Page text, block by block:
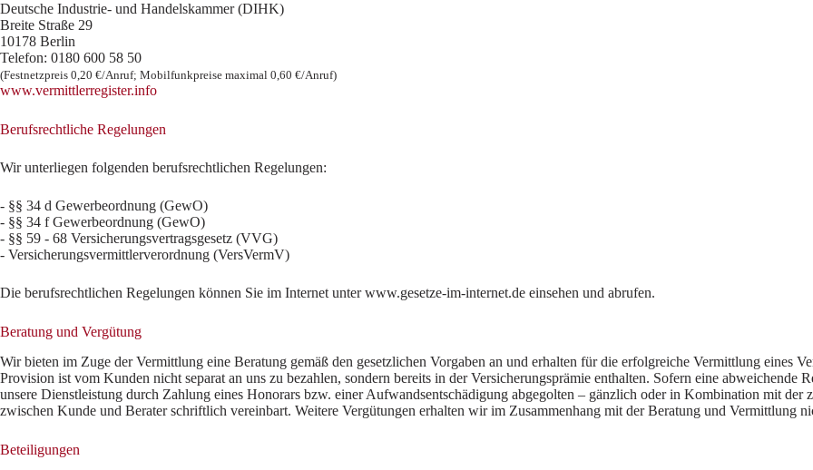
Deutsche Industrie- und Handelskammer (DIHK)
Breite Straße 29
10178 Berlin
Telefon: 0180 600 58 50
(Festnetzpreis 0,20 €/​Anruf; Mobilfunk­preise maximal 0,60 €/​Anruf)
www​.ver​mitt​ler​re​gis​ter​.info
Berufsrechtliche Regelungen
Wir unterliegen folgenden berufsrechtlichen Regelungen:
- §§ 34 d Gewerbeordnung (GewO)
- §§ 34 f Gewerbeordnung (GewO)
- §§ 59 - 68 Versicherungsvertragsgesetz (VVG)
- Versicherungsvermittlerverordnung (VersVermV)
Die berufsrechtlichen Regelungen können Sie im Internet unter www.gesetze-im-internet.de einsehen und abrufen.
Beratung und Vergütung
Wir bieten im Zuge der Vermittlung eine Beratung gemäß den gesetzlichen Vorgaben an und erhalten für die erfolgreiche Vermittlung eines
Provision ist vom Kunden nicht separat an uns zu bezahlen, sondern bereits in der Versicherungsprämie enthalten. Sofern eine abweichende
unsere Dienstleistung durch Zahlung eines Honorars bzw. einer Aufwandsentschädigung abgegolten – gänzlich oder in Kombination mit
zwischen Kunde und Berater schriftlich vereinbart. Weitere Vergütungen erhalten wir im Zusammenhang mit der Beratung und Vermittlung
Beteiligungen